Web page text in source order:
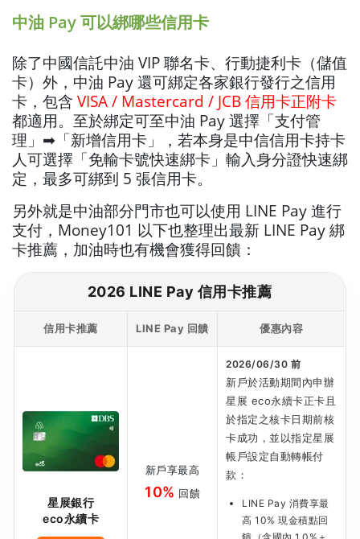
中油 Pay 可以綁哪些信用卡
除了中國信託中油 VIP 聯名卡、行動捷利卡（儲值
卡）外，中油 Pay 還可綁定各家銀行發行之信用
卡，包含 VISA / Mastercard / JCB 信用卡正附卡
都適用。至於綁定可至中油 Pay 選擇「支付管
理」➡「新增信用卡」，若本身是中信信用卡持卡
人可選擇「免輸卡號快速綁卡」輸入身分證快速綁
定，最多可綁到 5 張信用卡。
另外就是中油部分門市也可以使用 LINE Pay 進行
支付，Money101 以下也整理出最新 LINE Pay 綁
卡推薦，加油時也有機會獲得回饋：
2026 LINE Pay 信用卡推薦
信用卡推薦 LINE Pay 回饋 優惠內容
星展銀行
eco永續卡
新戶享最高
10% 回饋
2026/06/30 前
新戶於活動期間內申辦
星展 eco永續卡正卡且
於指定之核卡日期前核
卡成功，並以指定星展
帳戶設定自動轉帳付
款：
LINE Pay 消費享最
高 10% 現金積點回